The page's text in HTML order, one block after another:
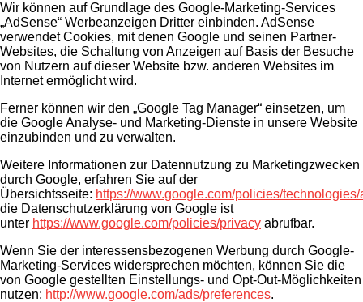
Wir können auf Grundlage des Google-Marketing-Services
„AdSense“ Werbeanzeigen Dritter einbinden. AdSense
verwendet Cookies, mit denen Google und seinen Partner-
Websites, die Schaltung von Anzeigen auf Basis der Besuche
von Nutzern auf dieser Website bzw. anderen Websites im
Internet ermöglicht wird.
Ferner können wir den „Google Tag Manager“ einsetzen, um
die Google Analyse- und Marketing-Dienste in unsere Website
einzubinden und zu verwalten.
Weitere Informationen zur Datennutzung zu Marketingzwecken
durch Google, erfahren Sie auf der
Übersichtsseite: https://www.google.com/policies/technologies/
die Datenschutzerklärung von Google ist
unter https://www.google.com/policies/privacy abrufbar.
Wenn Sie der interessensbezogenen Werbung durch Google-
Marketing-Services widersprechen möchten, können Sie die
von Google gestellten Einstellungs- und Opt-Out-Möglichkeiten
nutzen: http://www.google.com/ads/preferences.